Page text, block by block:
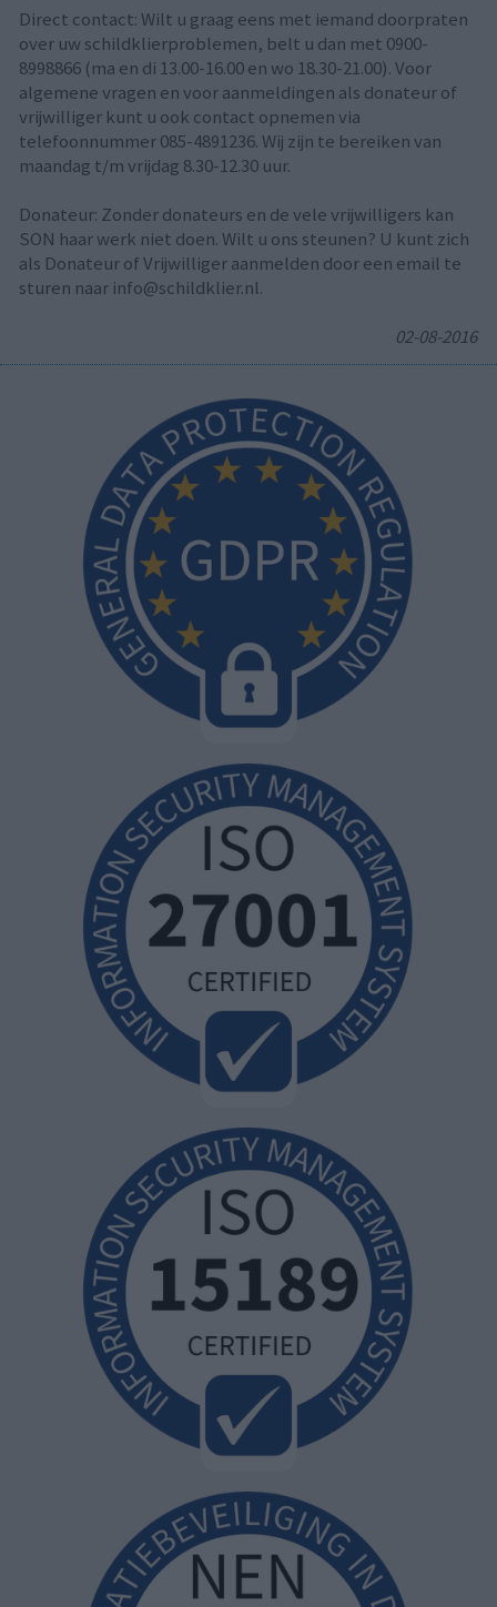
Direct contact: Wilt u graag eens met iemand doorpraten
over uw schildklierproblemen, belt u dan met 0900-
8998866 (ma en di 13.00-16.00 en wo 18.30-21.00). Voor
algemene vragen en voor aanmeldingen als donateur of
vrijwilliger kunt u ook contact opnemen via
telefoonnummer 085-4891236. Wij zijn te bereiken van
maandag t/m vrijdag 8.30-12.30 uur.
Donateur: Zonder donateurs en de vele vrijwilligers kan
SON haar werk niet doen. Wilt u ons steunen? U kunt zich
als Donateur of Vrijwilliger aanmelden door een email te
sturen naar info@schildklier.nl.
02-08-2016